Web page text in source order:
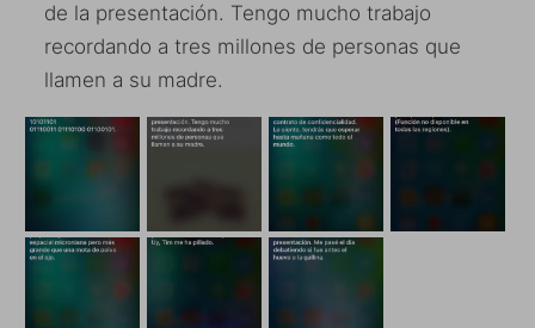
de la presentación. Tengo mucho trabajo
recordando a tres millones de personas que
llamen a su madre.